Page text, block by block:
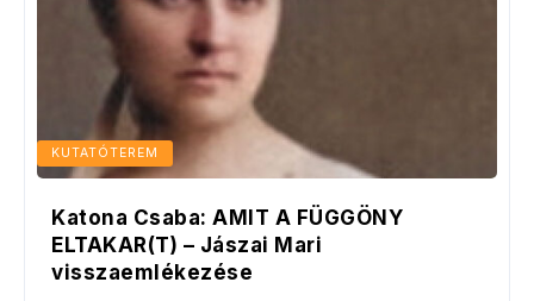
KUTATÓTEREM
Katona Csaba: AMIT A FÜGGÖNY
ELTAKAR(T) – Jászai Mari
visszaemlékezése